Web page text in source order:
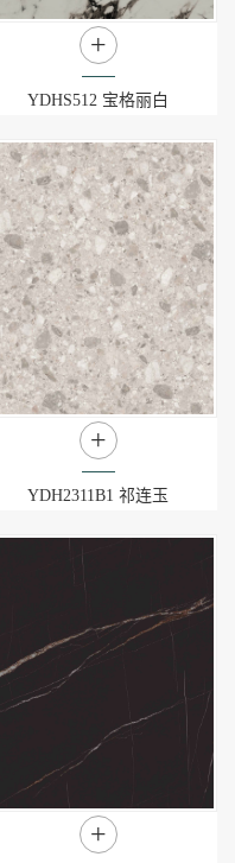
+
YDHS512 宝格丽白
+
YDH2311B1 祁连玉
+